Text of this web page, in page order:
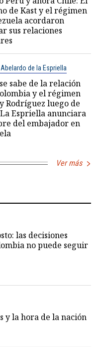
de Kast y el régimen
acordaron
sus relaciones
de la Espriella
sabe de la relación
y el régimen
Rodríguez luego de
Espriella anunciara
del embajador en
Ver más
las decisiones
no puede seguir
y la hora de la nación